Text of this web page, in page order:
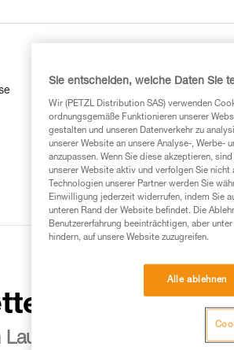
abonnieren
bleiben
Sie entscheiden, welche Daten Sie
Wir (PETZL Distribution SAS) verwenden
ordnungsgemäße Funktionieren unserer
gestalten und unseren Datenverkehr zu
unserer Website an unsere Analyse-, Werbe-
anzupassen. Wenn Sie diese akzeptieren,
unserer Website aktiv und verfolgen Sie
Technologien unserer Partner werden Sie
Einwilligung jederzeit widerrufen, indem Sie
unteren Rand der Website befindet. Die
Benutzererfahrung beeinträchtigen, aber
hindern, auf unsere Website zuzugreifen.
Alle ablehnen